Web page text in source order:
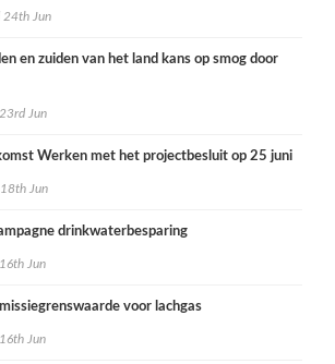
24th Jun
en zuiden van het land kans op smog door
Jun
Werken met het projectbesluit op 25 juni
Jun
drinkwaterbesparing
Jun
voor lachgas
Jun